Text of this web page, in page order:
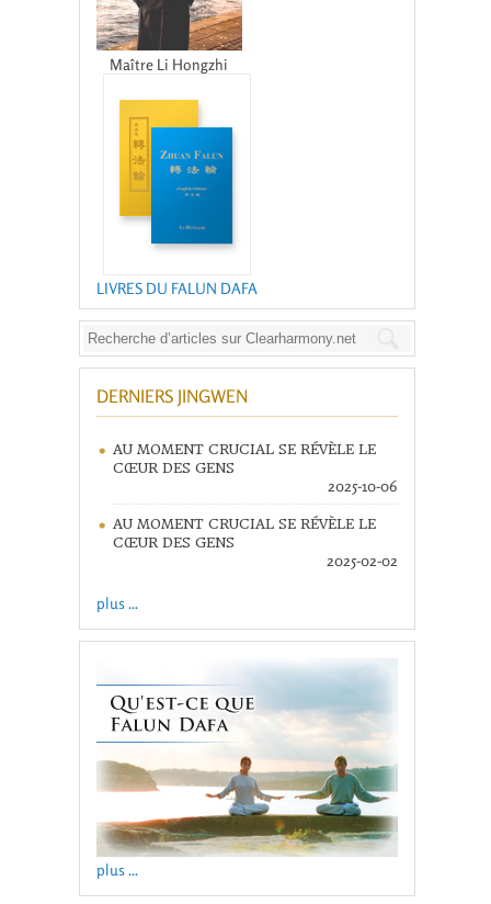
Maître Li Hongzhi
LIVRES DU FALUN DAFA
DERNIERS JINGWEN
AU MOMENT CRUCIAL SE RÉVÈLE LE
CŒUR DES GENS
2025-10-06
AU MOMENT CRUCIAL SE RÉVÈLE LE
CŒUR DES GENS
2025-02-02
plus ...
plus ...